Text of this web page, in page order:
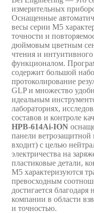
измерительных
Оснащенные
весы серии M5
точности и
дюймовым цветным
чтения и
функционалом.
содержит большой
протоколирование
GLP и множество
идеальным
лабораториях,
составов и контроле
HPB-614Ai-ION
панели
входит) с целью
электричества на
пластиковые детали,
M5 характеризуются
превосходным
достигается
компании в области
и точностью.